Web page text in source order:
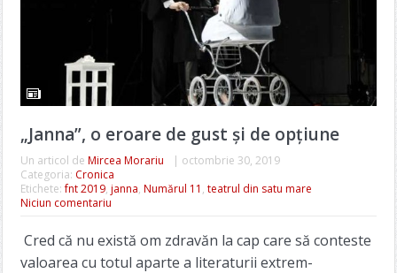
„Janna”, o eroare de gust și de opțiune
Un articol de Mircea Morariu | octombrie 30, 2019
Categoria: Cronica
Etichete:fnt 2019, janna, Numărul 11 , teatrul din satu mare
Niciun comentariu
Cred că nu există om zdravăn la cap care să conteste
valoarea cu totul aparte a literaturii extrem-